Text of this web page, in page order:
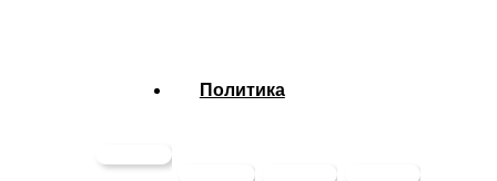
Политика